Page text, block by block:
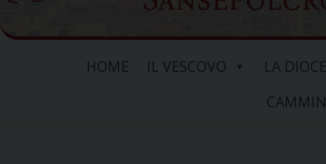
HOME IL VESCOVO LA